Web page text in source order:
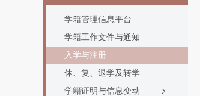
学籍管理信息平台
学籍工作文件与通知
入学与注册
休、复、退学及转学
学籍证明与信息变动